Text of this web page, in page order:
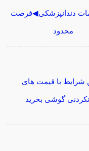
دندانپزشکی◀فرصت
محدود
شرایط با قیمت های
گوشی بخرید